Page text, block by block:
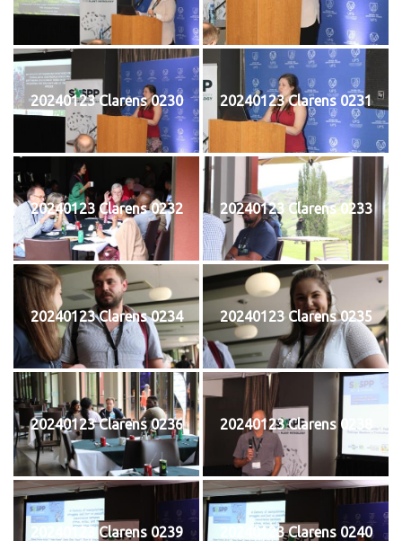
20240123 Clarens 0230 20240123 Clarens 0231
20240123 Clarens 0232 20240123 Clarens 0233
20240123 Clarens 0234 20240123 Clarens 0235
20240123 Clarens 0236 20240123 Clarens 0238
20240123 Clarens 0239 20240123 Clarens 0240